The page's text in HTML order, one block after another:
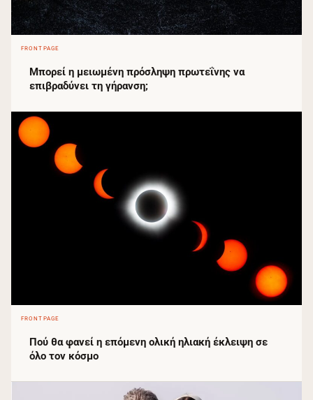
FRONTPAGE
Μπορεί η μειωμένη πρόσληψη πρωτεΐνης να
επιβραδύνει τη γήρανση;
FRONTPAGE
Πού θα φανεί η επόμενη ολική ηλιακή έκλειψη σε
όλο τον κόσμο